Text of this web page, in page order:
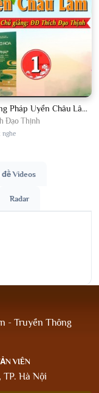
Lược Giảng Pháp Uyển Châu Lâm, Chủ giảng Đại Đức Thích Đạo Thịnh
Đạo Thịnh
nghe
đề Videos
Radar
- Truyền Thông
VIÊN
Hà Nội